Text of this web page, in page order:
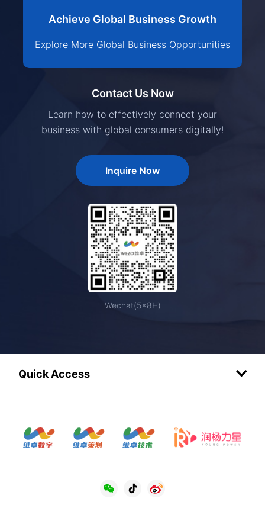
Achieve Global Business Growth
Explore More Global Business Opportunities
Contact Us Now
Learn how to effectively connect your
business with global consumers digitally!
Inquire Now
Wechat(5×8H)
Quick Access